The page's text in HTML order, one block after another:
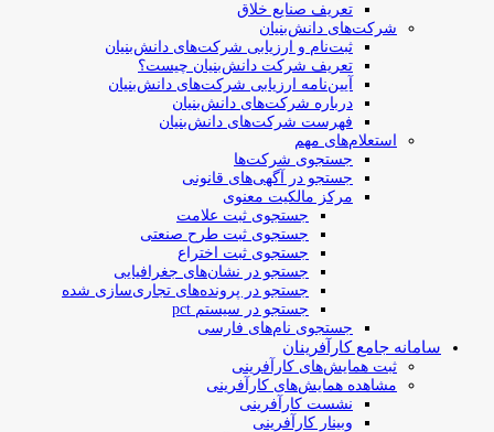
تعریف صنایع خلاق
شرکت‌های دانش‌بنیان
ثبت‌نام و ارزیابی شرکت‌های دانش‌بنیان
تعریف شرکت دانش‌بنیان چیست؟
آیین‌نامه ارزیابی شرکت‌های دانش‌بنیان
درباره شرکت‌های دانش‌بنیان
فهرست شرکت‌های دانش‌بنیان
استعلام‌های مهم
جستجوی شرکت‌ها
جستجو در آگهی‌های قانونی
مرکز مالکیت معنوی
جستجوی ثبت علامت
جستجوی ثبت طرح صنعتی
جستجوی ثبت اختراع
جستجو در نشان‌های جغرافیایی
جستجو در پرونده‌های تجاری‌سازی شده
جستجو در سیستم pct
جستجوی نام‌های فارسی
سامانه جامع کارآفرینان
ثبت همایش‌های کارآفرینی
مشاهده همایش‌های کارآفرینی
نشست کارآفرینی
وبینار کارآفرینی